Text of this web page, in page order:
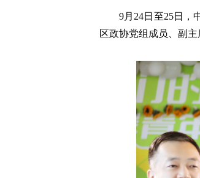
9月24日至25日，
区政协党组成员、副